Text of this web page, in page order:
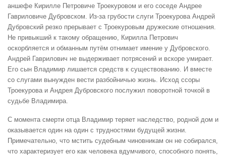
аншефе Кирилле Петровиче Троекуровом и его соседе Андрее
Гавриловиче Дубровском. Из-за грубости слуги Троекурова Андрей
Дубровский резко прерывает с Троекуровым дружеские отношения.
Не привыкший к такому обращению, Кирилла Петрович
оскорбляется и обманным путём отнимает имение у Дубровского.
Андрей Гаврилович не выдерживает потрясений и вскоре умирает.
Его сын Владимир лишается средств к существованию. И вместе
со слугами вынужден вести разбойничью жизнь. Исход ссоры
Троекурова и Андрея Дубровского послужил поворотной точкой в
судьбе Владимира.
С момента смерти отца Владимир теряет наследство, родной дом и
оказывается один на один с трудностями будущей жизни.
Примечательно, что мстить судебным чиновникам он не собирался,
что характеризует его как человека вдумчивого, способного понять,